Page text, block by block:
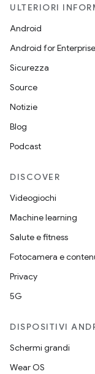
ULTERIORI
Android
Android for Enterprise
Sicurezza
Source
Notizie
Blog
Podcast
DISCOVER
Videogiochi
Machine learning
Salute e fitness
Fotocamera e
Privacy
5G
DISPOSITIVI
Schermi grandi
Wear OS